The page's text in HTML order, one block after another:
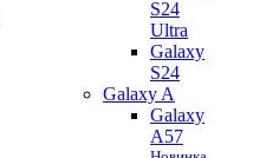
S24
Ultra
Galaxy
S24
Galaxy A
Galaxy
A57